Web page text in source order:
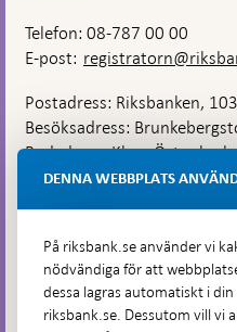
Telefon: 08-787 00 00
E-post:
Postadress: Riksbanken,
Besöksadress:
Budadress: Klara Östra
Lastplats 6
Hitta direkt
DENNA WEBBPLATS
På riksbank.se använder vi
nödvändiga för att
dessa lagras automatiskt i
riksbank.se. Dessutom vill vi